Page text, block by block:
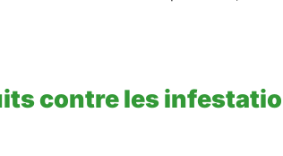
contre les